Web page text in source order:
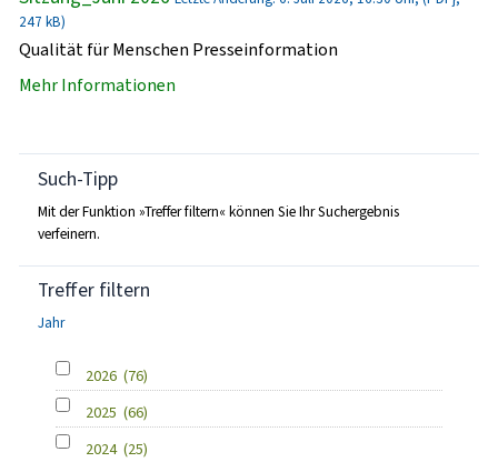
247 kB)
Qualität für Menschen Presseinformation
Mehr Informationen
Such-Tipp
Mit der Funktion »Treffer filtern« können Sie Ihr Suchergebnis
verfeinern.
Treffer filtern
Jahr
2026 (76)
2025 (66)
2024 (25)